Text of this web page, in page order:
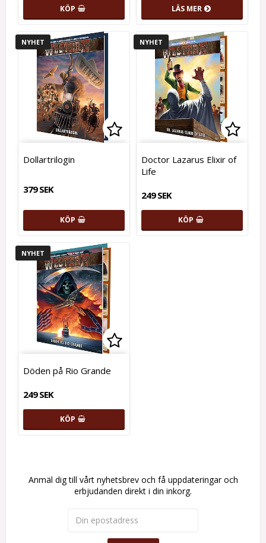
KÖP LÄS MER
NYHET
Lägg till i favoritlistan
Dollartrilogin
379 SEK
KÖP
NYHET
Doctor Lazarus Elixir of
Life
249 SEK
KÖP
NYHET
Döden på Rio Grande
249 SEK
KÖP
Anmäl dig till vårt nyhetsbrev och få uppdateringar och
erbjudanden direkt i din inkorg.